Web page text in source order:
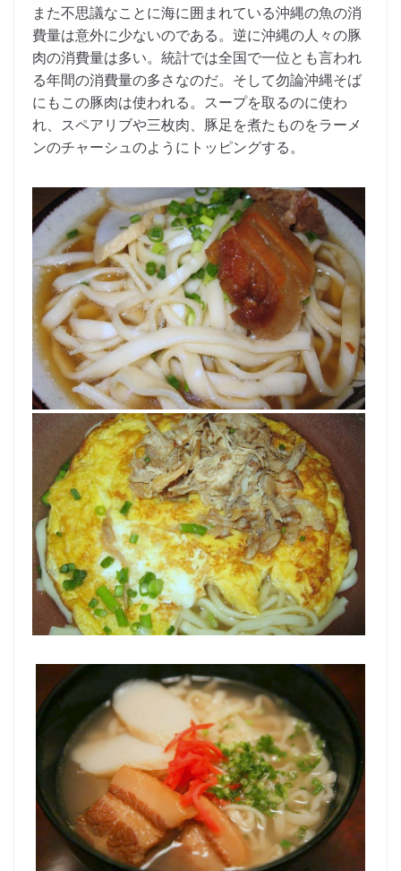
また不思議なことに海に囲まれている沖縄の魚の消
費量は意外に少ないのである。逆に沖縄の人々の豚
肉の消費量は多い。統計では全国で一位とも言われ
る年間の消費量の多さなのだ。そして勿論沖縄そば
にもこの豚肉は使われる。スープを取るのに使わ
れ、スペアリブや三枚肉、豚足を煮たものをラーメ
ンのチャーシュのようにトッピングする。